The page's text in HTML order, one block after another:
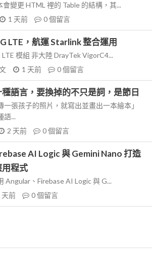
變更 HTML 裡的 Table 的結構，其...
1 天前 0個留言
LTE，航運 Starlink 整合運用
模組 非大陸 DrayTek VigorC4...
1 天前 0個留言
語言，要換掉的不只是詞，是節日
張孩子的照片，就寫出並畫出一本繪本」
語...
2 天前 0個留言
AI Logic 與 Gemini Nano 打造
程式
Angular、Firebase AI Logic 與 G...
天前 0個留言